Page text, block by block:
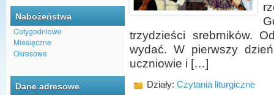
Nabożeństwa
Cotygodniowe
Miesięczne
Okresowe
Dane adresowe
trzydzieści srebrników.
wydać. W pierwszy
uczniowie i […]
Działy: Czytania liturgiczne